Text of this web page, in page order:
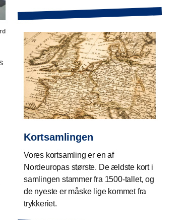
Kortsamlingen
Vores kortsamling er en af
Nordeuropas største. De ældste kort i
samlingen stammer fra 1500-tallet, og
de nyeste er måske lige kommet fra
trykkeriet.